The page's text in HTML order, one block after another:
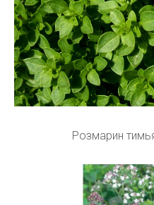
Розмарин